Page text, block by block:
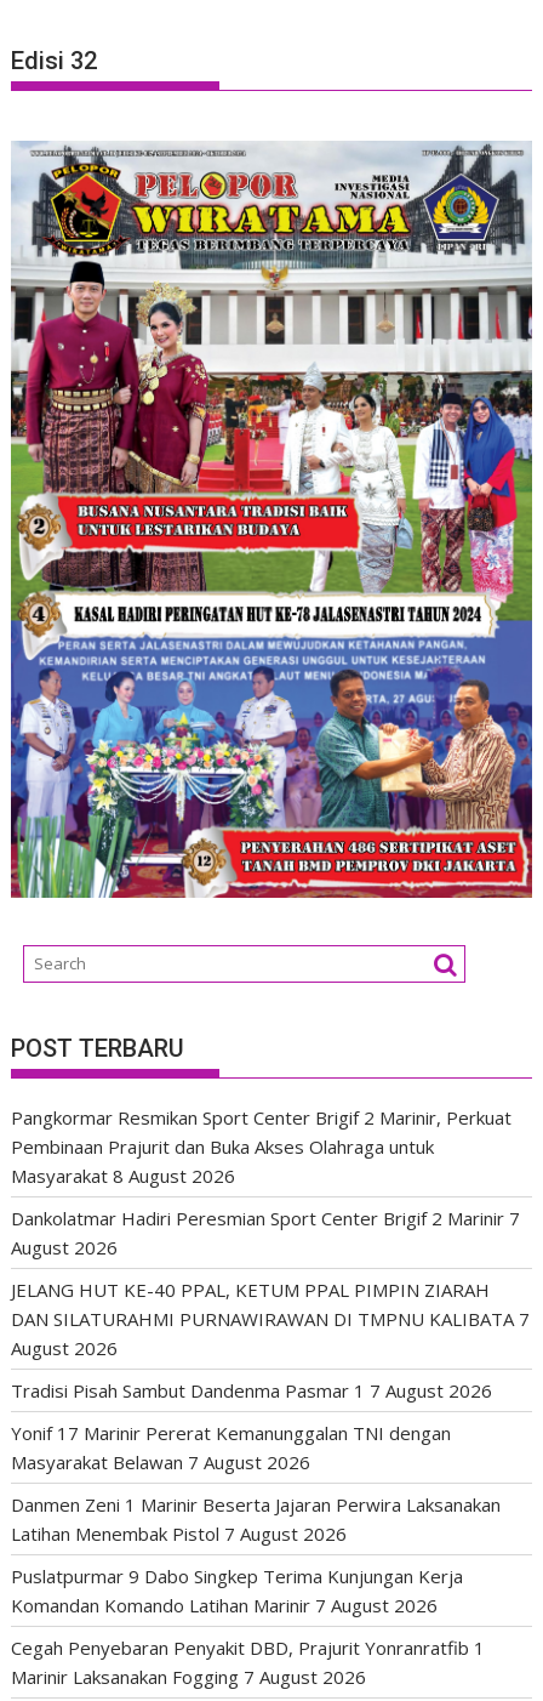
Edisi 32
POST TERBARU
Pangkormar Resmikan Sport Center Brigif 2 Marinir, Perkuat
Pembinaan Prajurit dan Buka Akses Olahraga untuk
Masyarakat 8 August 2026
Dankolatmar Hadiri Peresmian Sport Center Brigif 2 Marinir 7
August 2026
JELANG HUT KE-40 PPAL, KETUM PPAL PIMPIN ZIARAH
DAN SILATURAHMI PURNAWIRAWAN DI TMPNU KALIBATA 7
August 2026
Tradisi Pisah Sambut Dandenma Pasmar 1 7 August 2026
Yonif 17 Marinir Pererat Kemanunggalan TNI dengan
Masyarakat Belawan 7 August 2026
Danmen Zeni 1 Marinir Beserta Jajaran Perwira Laksanakan
Latihan Menembak Pistol 7 August 2026
Puslatpurmar 9 Dabo Singkep Terima Kunjungan Kerja
Komandan Komando Latihan Marinir 7 August 2026
Cegah Penyebaran Penyakit DBD, Prajurit Yonranratfib 1
Marinir Laksanakan Fogging 7 August 2026